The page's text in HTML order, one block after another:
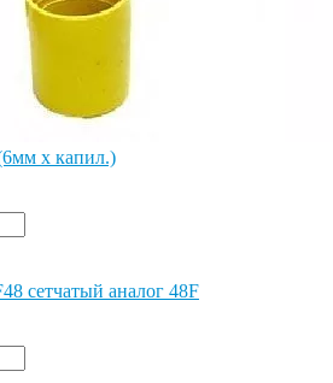
х капил.)
сетчатый аналог 48F